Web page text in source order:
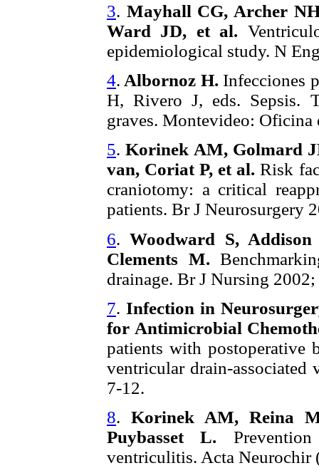
3. Mayhall CG, Archer
Ward JD, et al.
epidemiological study. N
4. Albornoz H. Infecciones
H, Rivero J, eds. Sepsis.
graves. Montevideo:
5. Korinek AM, Golmard
van, Coriat P, et al.Risk
craniotomy: a critical
patients. Br J Neurosurgery
6. Woodward S,
Clements M.
drainage. Br J Nursing
7. Infection in
for Antimicrobial
patients with postoperative
ventricular drain-
7-12.
8. Korinek AM, Reina
Puybasset L.
ventriculitis. Acta Neurochir